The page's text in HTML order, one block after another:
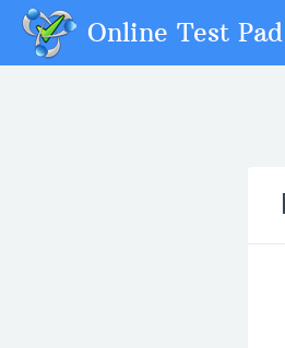
Online Test Pad